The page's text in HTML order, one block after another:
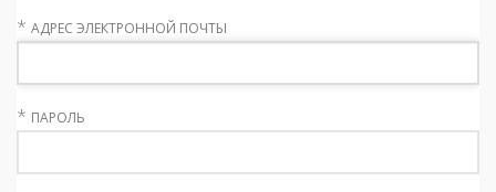
* АДРЕС ЭЛЕКТРОННОЙ ПОЧТЫ
* ПАРОЛЬ